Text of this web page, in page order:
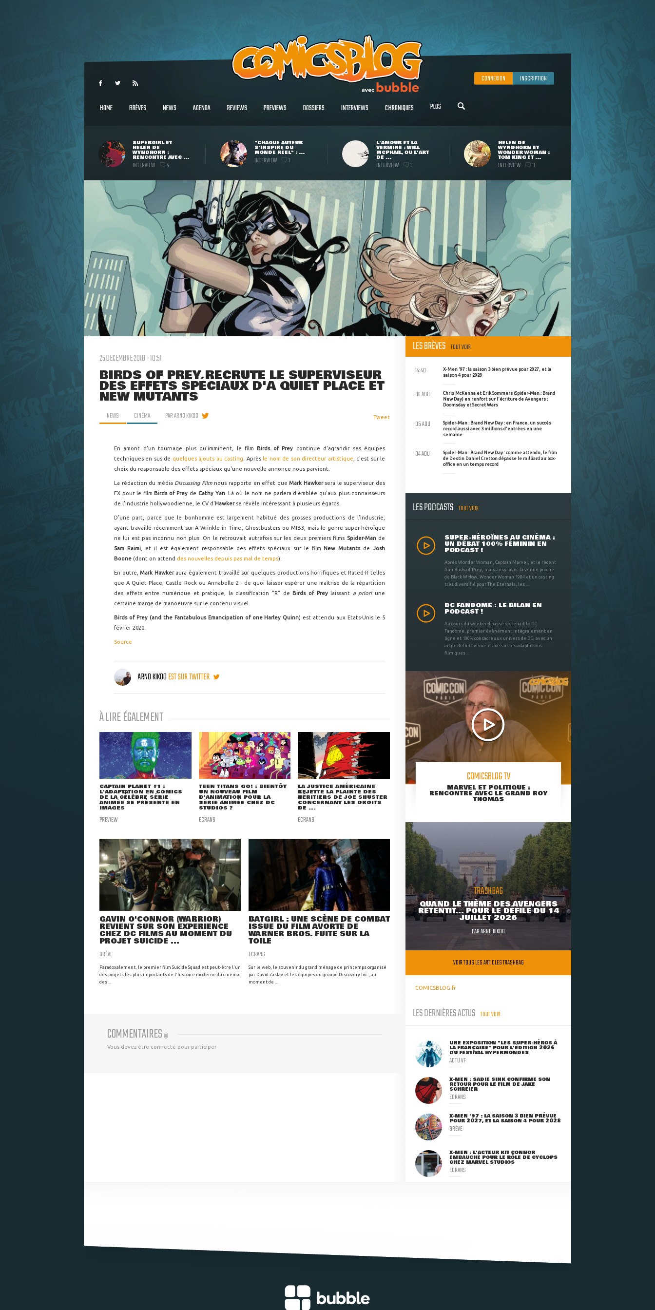
CONNEXION INSCRIPTION
HOME BRÈVES NEWS AGENDA REVIEWS PREVIEWS DOSSIERS INTERVIEWS CHRONIQUES PLUS
SUPERGIRL ET
HELEN DE
WYNDHORN :
RENCONTRE AVEC ...
INTERVIEW 4
"CHAQUE AUTEUR
S'INSPIRE DU
MONDE RÉEL" : ...
INTERVIEW 1
L'AMOUR ET LA
VERMINE : WILL
MCPHAIL, OU L'ART
DE ...
INTERVIEW 1
HELEN DE
WYNDHORN ET
WONDER WOMAN :
TOM KING ET ...
INTERVIEW 3
25 DECEMBRE 2018 - 10:51
BIRDS OF PREY RECRUTE LE SUPERVISEUR
DES EFFETS SPÉCIAUX D'A QUIET PLACE ET
NEW MUTANTS
NEWS CINÉMA PARARNO KIKOO Tweet
En amont d'un tournage plus qu'imminent, le film Birds of Prey
continue d'agrandir ses équipes
techniques en sus de quelques ajouts au casting . Après le nom de son directeur artistique , c'est sur le
choix du responsable des effets spéciaux qu'une nouvelle annonce nous parvient.
La rédaction du média Discussing Filmnous rapporte en effet queMark Hawker sera le superviseur des
FX pour le film Birds of Prey de Cathy Yan. Là où le nom ne parlera d'emblée qu'aux plus connaisseurs
de l'industrie hollywoodienne, le CV d'Hawker se révèle intéressant à plusieurs égards.
D'une part, parce que le bonhomme est largement habitué des grosses productions de l'industrie,
ayant travaillé récemment sur A Wrinkle in Time, Ghostbusters ou MIB3, mais le genre super-héroïque
ne lui est pas inconnu non plus. On le retrouvait autrefois sur les deux premiers films Spider-Man de
Sam Raimi, et il est également responsable des effets spéciaux sur le film New Mutants de Josh
Boone (dont on attend des nouvelles depuis pas mal de temps).
En outre,Mark Hawker aura également travaillé sur quelques productions horrifiques et Rated-R telles
que A Quiet Place, Castle Rock ou Annabelle 2 - de quoi laisser espérer une maîtrise de la répartition
des effets entre numérique et pratique, la classification "R" de Birds of Preylaissant a priori une
certaine marge de manoeuvre sur le contenu visuel.
Birds of Prey (and the Fantabulous Emancipation of one Harley Quinn) est attendu aux Etats-Unis le 5
février 2020.
Source
ARNO KIKOOEST SUR TWITTER
À LIRE ÉGALEMENT
CAPTAIN PLANET #1 :
L'ADAPTATION EN COMICS
DE LA CÉLÈBRE SÉRIE
ANIMÉE SE PRÉSENTE EN
IMAGES
PREVIEW
TEEN TITANS GO! : BIENTÔT
UN NOUVEAU FILM
D'ANIMATION POUR LA
SÉRIE ANIMÉE CHEZ DC
STUDIOS ?
ECRANS
LA JUSTICE AMÉRICAINE
REJETTE LA PLAINTE DES
HÉRITIERS DE JOE SHUSTER
CONCERNANT LES DROITS
DE ...
ECRANS
GAVIN O'CONNOR (WARRIOR)
REVIENT SUR SON EXPÉRIENCE
CHEZ DC FILMS AU MOMENT DU
PROJET SUICIDE ...
BRÈVE
Paradoxalement, le premier film Suicide Squad est peut-être l'un
des projets les plus importants de l'histoire moderne du cinéma
des ...
BATGIRL : UNE SCÈNE DE COMBAT
ISSUE DU FILM AVORTÉ DE
WARNER BROS. FUITE SUR LA
TOILE
ECRANS
Sur le web, le souvenir du grand ménage de printemps organisé
par David Zaslav et les équipes du groupe Discovery Inc., au
moment de ...
COMMENTAIRES (0)
Vous devez être connecté pour participer
LES BRÈVES TOUT VOIR
X-Men '97 : la saison 3 bien prévue pour 2027, et la
saison 4 pour 2028
14:40
Chris McKenna et Erik Sommers (Spider-Man : Brand
New Day) en renfort sur l'écriture de Avengers :
Doomsday et Secret Wars
06 AOU
Spider-Man : Brand New Day : en France, un succès
record aussi avec 3 millions d'entrées en une
semaine
05 AOU
Spider-Man : Brand New Day : comme attendu, le film
de Destin Daniel Cretton dépasse le milliard au box-
office en un temps record
04 AOU
LES PODCASTS TOUT VOIR
SUPER-HÉROÏNES AU CINÉMA :
UN DÉBAT 100% FÉMININ EN
PODCAST !
Après Wonder Woman, Captain Marvel, et le récent
film Birds of Prey, mais aussi avec la venue proche
de Black Widow, Wonder Woman 1984 et un casting
très diversifié pour The Eternals, les ...
DC FANDOME : LE BILAN EN
PODCAST !
Au cours du weekend passé se tenait le DC
Fandome, premier évènement intégralement en
ligne et 100% consacré aux univers de DC, avec un
angle définitivement axé sur les adaptations
filmiques ...
COMICSBLOG TV
MARVEL ET POLITIQUE :
RENCONTRE AVEC LE GRAND ROY
THOMAS
TRASHBAG
QUAND LE THÈME DES AVENGERS
RETENTIT... POUR LE DÉFILÉ DU 14
JUILLET 2026
PARARNO KIKOO
VOIR TOUS LES ARTICLES TRASHBAG
COMICSBLOG.fr
LES DERNIÈRES ACTUS TOUT VOIR
UNE EXPOSITION "LES SUPER-HÉROS À
LA FRANÇAISE" POUR L'ÉDITION 2026
DU FESTIVAL HYPERMONDES
ACTU VF
X-MEN : SADIE SINK CONFIRME SON
RETOUR POUR LE FILM DE JAKE
SCHREIER
ECRANS
X-MEN '97 : LA SAISON 3 BIEN PRÉVUE
POUR 2027, ET LA SAISON 4 POUR 2028
BRÈVE
X-MEN : L'ACTEUR KIT CONNOR
EMBAUCHÉ POUR LE RÔLE DE CYCLOPS
CHEZ MARVEL STUDIOS
ECRANS